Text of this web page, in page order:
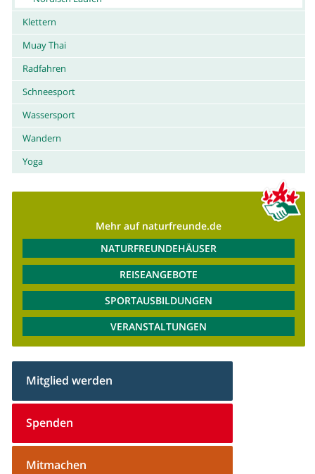
Klettern
Muay Thai
Radfahren
Schneesport
Wassersport
Wandern
Yoga
Mehr auf naturfreunde.de
NATURFREUNDEHÄUSER
REISEANGEBOTE
SPORTAUSBILDUNGEN
VERANSTALTUNGEN
Mitglied werden
Spenden
Mitmachen